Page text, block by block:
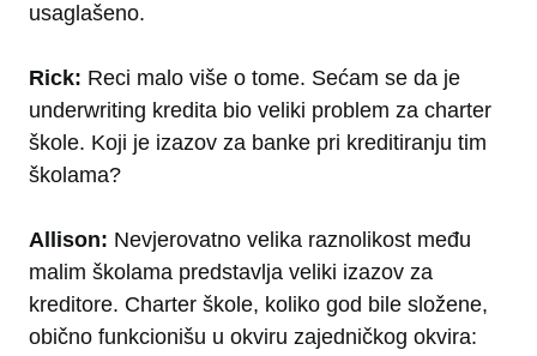
usaglašeno.
Rick: Reci malo više o tome. Sećam se da je
underwriting kredita bio veliki problem za charter
škole. Koji je izazov za banke pri kreditiranju tim
školama?
Allison: Nevjerovatno velika raznolikost među
malim školama predstavlja veliki izazov za
kreditore. Charter škole, koliko god bile složene,
obično funkcionišu u okviru zajedničkog okvira: